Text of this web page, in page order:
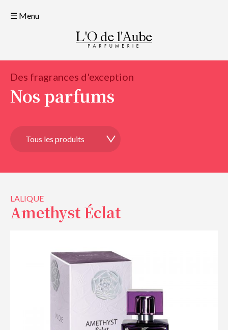
☰ Menu
Des fragrances d'exception
Nos parfums
LALIQUE
Amethyst Éclat